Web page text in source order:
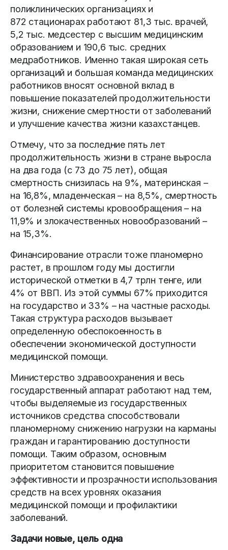
поликлинических организациях и
872 стационарах работают 81,3 тыс. врачей,
5,2 тыс. медсестер с высшим медицинским
образованием и 190,6 тыс. средних
медработников. Именно такая широкая сеть
организаций и большая команда медицинских
работников вносят основной вклад в
повышение показателей продолжительности
жизни, снижение смертности от заболеваний
и улучшение качества жизни казахстанцев.
Отмечу, что за последние пять лет
продолжительность жизни в стране выросла
на два года (с 73 до 75 лет), общая
смертность снизилась на 9%, материнская –
на 16,8%, младенческая – на 8,5%, смертность
от болезней системы крово­обращения – на
11,9% и злокачественных новообразований –
на 15,3%.
Финансирование отрасли тоже планомерно
растет, в прошлом году мы достигли
исторической отметки в 4,7 трлн тенге, или
4% от ВВП. Из этой суммы 67% приходится
на государство и 33% – на частные расходы.
Такая структура расходов вызывает
определенную обеспокоенность в
обеспечении экономичес­кой доступности
медицинской помощи.
Министерство здравоохранения и весь
государственный аппарат работают над тем,
чтобы выделяе­мые из государственных
источников средства способствовали
планомерному снижению нагрузки на карманы
граждан и гарантированию доступности
помощи. Таким образом, основным
приоритетом становится повышение
эффективности и прозрачности использования
средств на всех уровнях оказания
медицинской помощи и профилактики
заболеваний.
Задачи новые, цель одна